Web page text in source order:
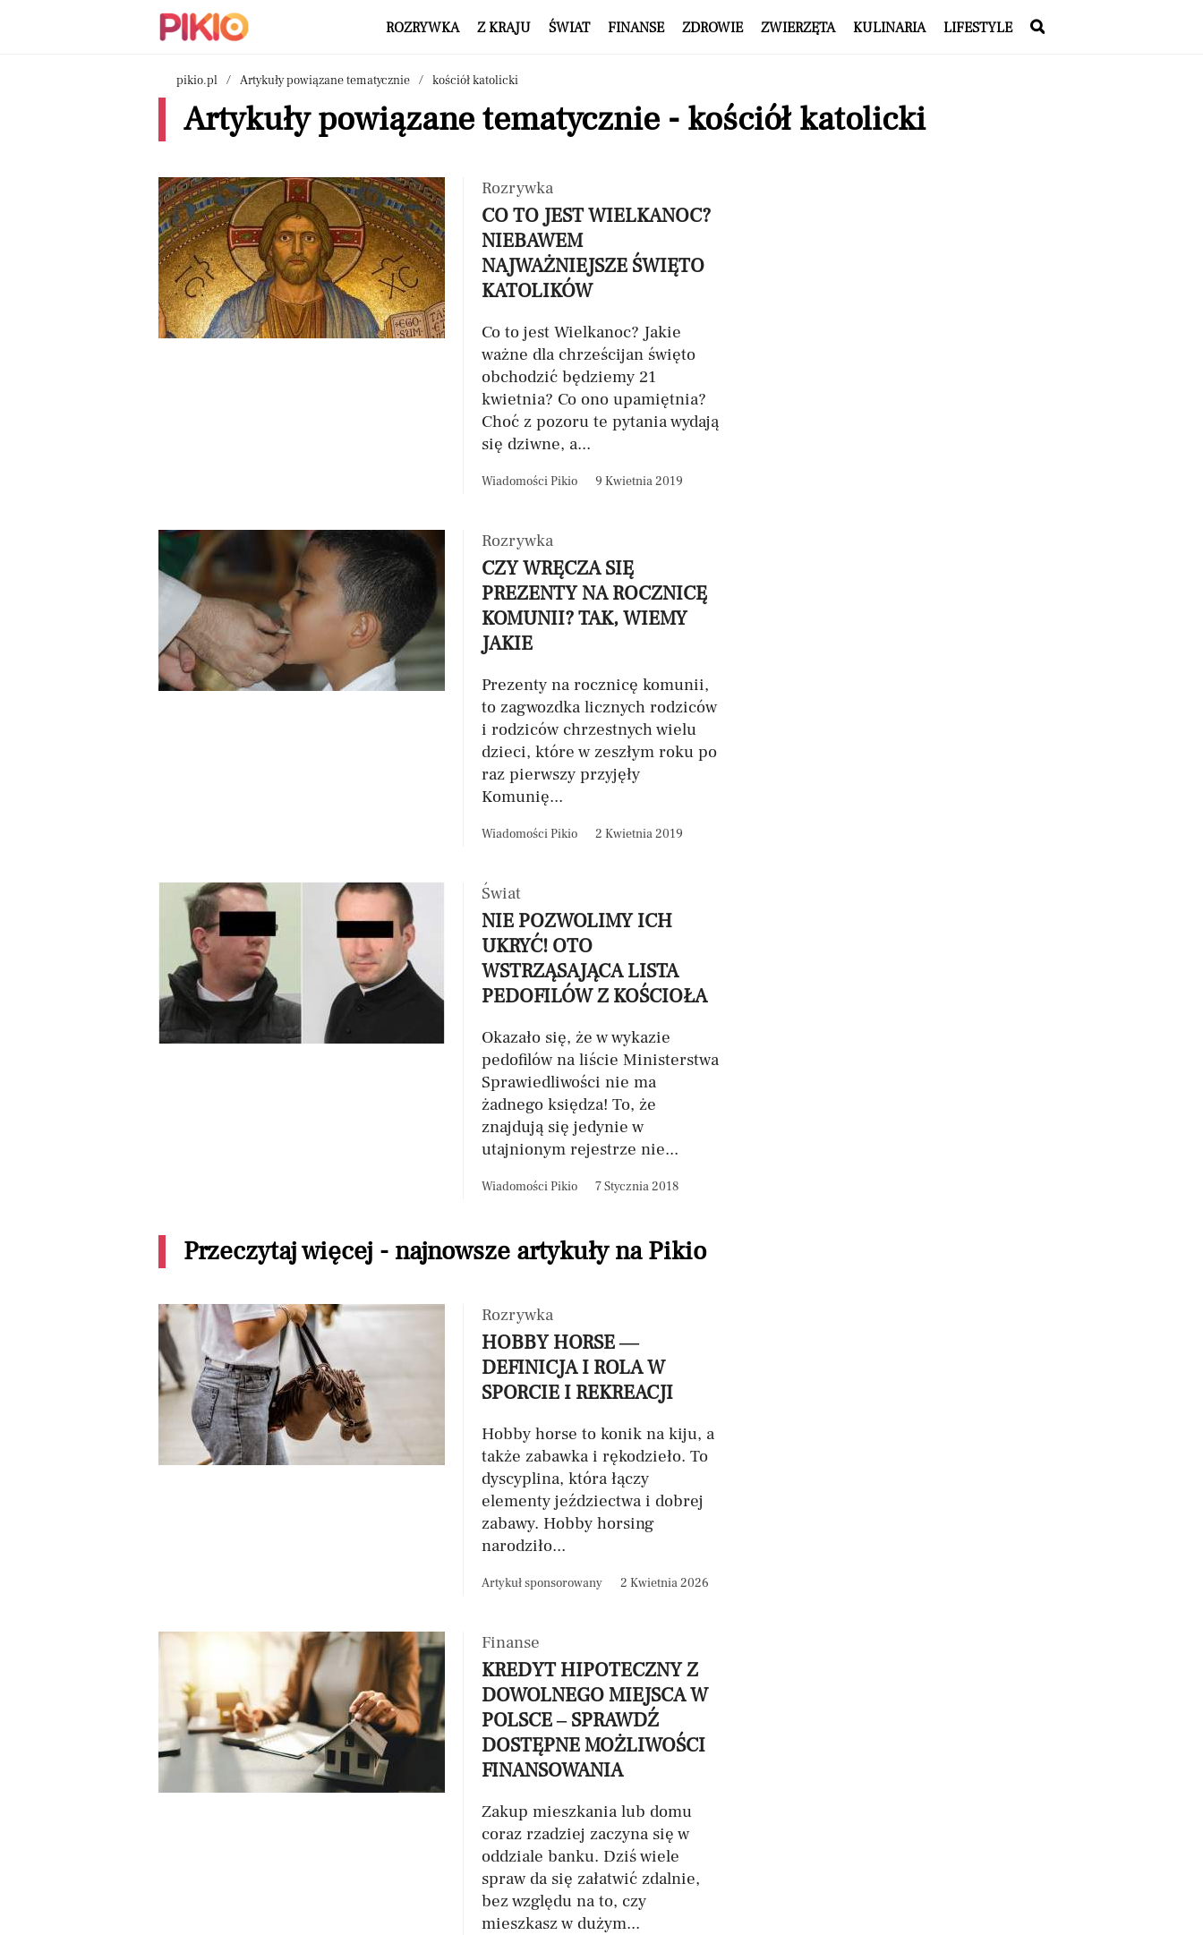
ROZRYWKA Z KRAJU ŚWIAT FINANSE ZDROWIE ZWIERZĘTA KULINARIA LIFESTYLE
pikio.pl Artykuły powiązane tematycznie kościół katolicki
Artykuły powiązane tematycznie - kościół katolicki
Rozrywka
CO TO JEST WIELKANOC?
NIEBAWEM
NAJWAŻNIEJSZE ŚWIĘTO
KATOLIKÓW
Co to jest Wielkanoc? Jakie
ważne dla chrześcijan święto
obchodzić będziemy 21
kwietnia? Co ono upamiętnia?
Choć z pozoru te pytania wydają
się dziwne, a...
Wiadomości Pikio 9 Kwietnia 2019
Rozrywka
CZY WRĘCZA SIĘ
PREZENTY NA ROCZNICĘ
KOMUNII? TAK, WIEMY
JAKIE
Prezenty na rocznicę komunii,
to zagwozdka licznych rodziców
i rodziców chrzestnych wielu
dzieci, które w zeszłym roku po
raz pierwszy przyjęły
Komunię...
Wiadomości Pikio 2 Kwietnia 2019
Świat
NIE POZWOLIMY ICH
UKRYĆ! OTO
WSTRZĄSAJĄCA LISTA
PEDOFILÓW Z KOŚCIOŁA
Okazało się, że w wykazie
pedofilów na liście Ministerstwa
Sprawiedliwości nie ma
żadnego księdza! To, że
znajdują się jedynie w
utajnionym rejestrze nie...
Wiadomości Pikio 7 Stycznia 2018
Przeczytaj więcej - najnowsze artykuły na Pikio
Rozrywka
HOBBY HORSE —
DEFINICJA I ROLA W
SPORCIE I REKREACJI
Hobby horse to konik na kiju, a
także zabawka i rękodzieło. To
dyscyplina, która łączy
elementy jeździectwa i dobrej
zabawy. Hobby horsing
narodziło...
Artykuł sponsorowany 2 Kwietnia 2026
Finanse
KREDYT HIPOTECZNY Z
DOWOLNEGO MIEJSCA W
POLSCE – SPRAWDŹ
DOSTĘPNE MOŻLIWOŚCI
FINANSOWANIA
Zakup mieszkania lub domu
coraz rzadziej zaczyna się w
oddziale banku. Dziś wiele
spraw da się załatwić zdalnie,
bez względu na to, czy
mieszkasz w dużym...